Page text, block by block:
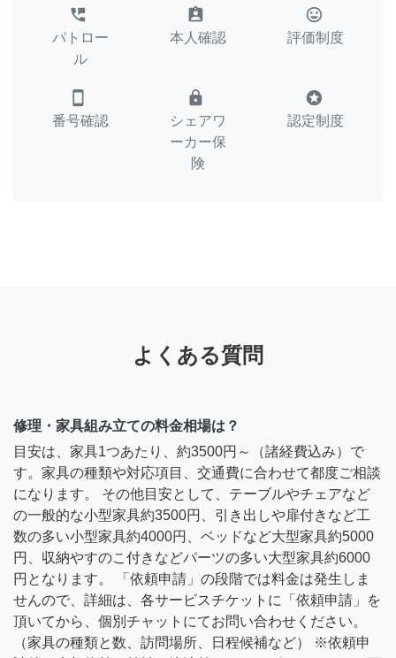
perm_phone_msg
パトロー
ル
assignment_ind
本人確認
tag_faces
評価制度
smartphone
番号確認
lock
シェアワ
ーカー保
険
stars
認定制度
よくある質問
修理・家具組み立ての料金相場は？
目安は、家具1つあたり、約3500円～（諸経費込み）で
す。家具の種類や対応項目、交通費に合わせて都度ご相談
になります。 その他目安として、テーブルやチェアなど
の一般的な小型家具約3500円、引き出しや扉付きなど工
数の多い小型家具約4000円、ベッドなど大型家具約5000
円、収納やすのこ付きなどパーツの多い大型家具約6000
円となります。 「依頼申請」の段階では料金は発生しま
せんので、詳細は、各サービスチケットに「依頼申請」を
頂いてから、個別チャットにてお問い合わせください。
（家具の種類と数、訪問場所、日程候補など） ※依頼申